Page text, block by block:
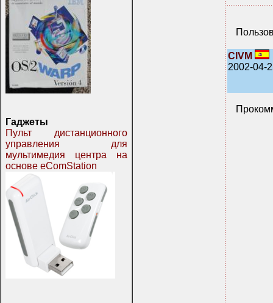
Гаджеты
Пульт дистанционного
управления для
мультимедия центра на
основе eComStation
CIVM
2002-04-